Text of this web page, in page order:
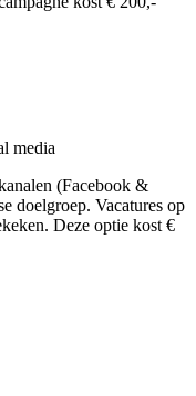
media
(Facebook &
doelgroep. Vacatures op
Deze optie kost €